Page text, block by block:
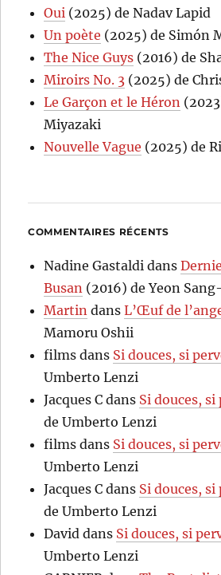
Oui (2025) de Nadav Lapid
Un poète (2025) de Simón
The Nice Guys (2016) de
Miroirs No. 3 (2025) de
Le Garçon et le Héron
Miyazaki
Nouvelle Vague (2025) de
COMMENTAIRES RÉCENTS
Nadine Gastaldi dans
Busan (2016) de Yeon
Martin dansL’Œuf de
Mamoru Oshii
films dans Si douces, si
Umberto Lenzi
Jacques C dans Si douces, si
de Umberto Lenzi
films dans Si douces, si
Umberto Lenzi
Jacques C dans Si douces, si
de Umberto Lenzi
David dans Si douces, si
Umberto Lenzi